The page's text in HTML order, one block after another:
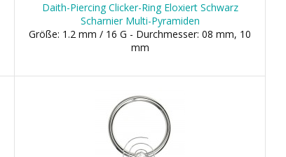
Daith-Piercing Clicker-Ring Eloxiert Schwarz
Scharnier Multi-Pyramiden
Größe: 1.2 mm / 16 G - Durchmesser: 08 mm, 10
mm